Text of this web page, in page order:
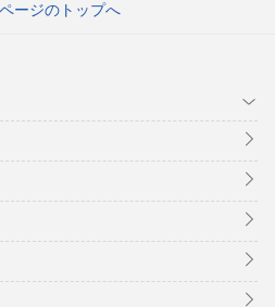
ージのトップへ